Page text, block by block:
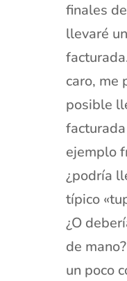
finales
llevaré
caro, me
posible
ejemplo
¿podría
típico
¿O
de
un poco